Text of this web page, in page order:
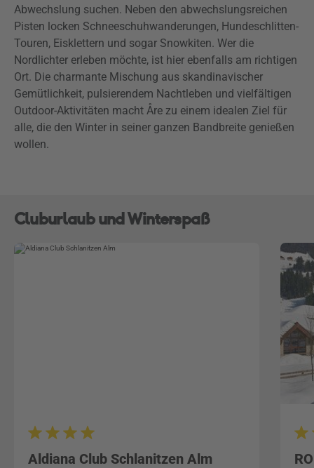
Abwechslung suchen. Neben den abwechslungsreichen
Pisten locken Schneeschuhwanderungen, Hundeschlitten-
Touren, Eisklettern und sogar Snowkiten. Wer die
Nordlichter erleben möchte, ist hier ebenfalls am richtigen
Ort. Die charmante Mischung aus skandinavischer
Gemütlichkeit, pulsierendem Nachtleben und vielfältigen
Outdoor-Aktivitäten macht Åre zu einem idealen Ziel für
alle, die den Winter in seiner ganzen Bandbreite genießen
wollen.
Cluburlaub und Winterspaß
Aldiana Club Schlanitzen Alm